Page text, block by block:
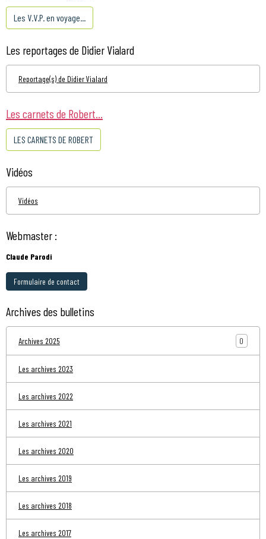
Les V.V.P. en voyage...
Les reportages de Didier Vialard
Reportage(s) de Didier Vialard
Les carnets de Robert...
LES CARNETS DE ROBERT
Vidéos
Vidéos
Webmaster :
Claude Parodi
Formulaire de contact
Archives des bulletins
Archives 2025 0
Les archives 2023
Les archives 2022
Les archives 2021
Les archives 2020
Les archives 2019
Les archives 2018
Les archives 2017